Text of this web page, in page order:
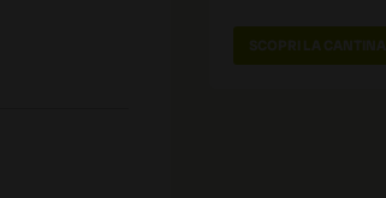
SCOPRI LA CANTINA